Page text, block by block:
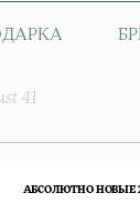
41
АБСОЛЮТНО НОВЫЕ